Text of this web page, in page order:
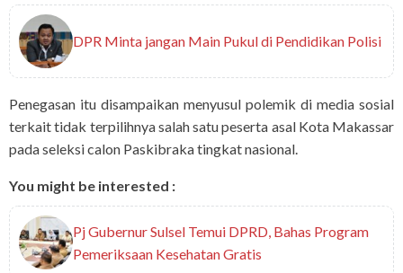
DPR Minta jangan Main Pukul di Pendidikan Polisi
Penegasan itu disampaikan menyusul polemik di media sosial
terkait tidak terpilihnya salah satu peserta asal Kota Makassar
pada seleksi calon Paskibraka tingkat nasional.
You might be interested :
Pj Gubernur Sulsel Temui DPRD, Bahas Program
Pemeriksaan Kesehatan Gratis